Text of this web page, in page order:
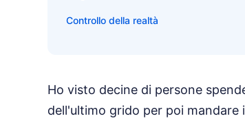
Controllo della realtà
Ho visto decine di persone
dell'ultimo grido per poi